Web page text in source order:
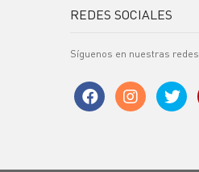
REDES SOCIALES
Síguenos en nuestras redes